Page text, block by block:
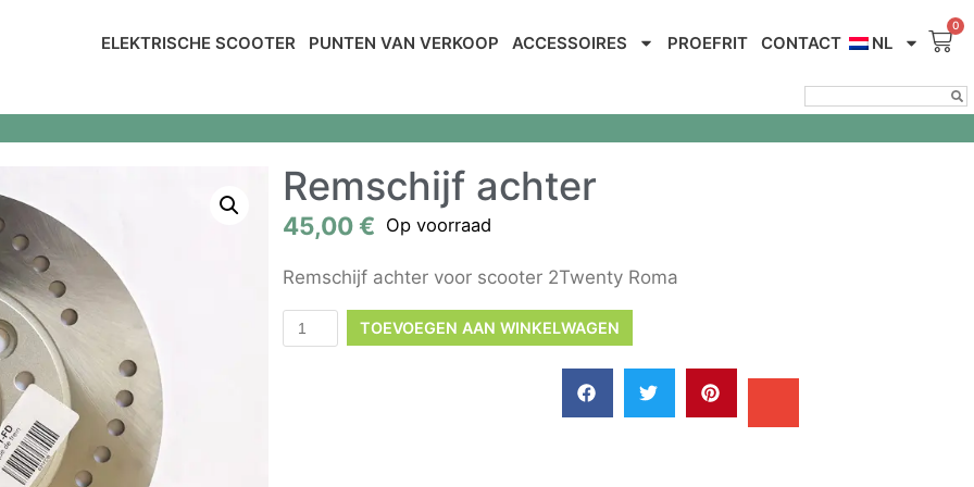
ELEKTRISCHE SCOOTER PUNTEN VAN VERKOOP ACCESSOIRES PROEFRIT CONTACT NL
Remschijf achter
45,00€ Op voorraad
Remschijf achter voor scooter 2Twenty Roma
TOEVOEGEN AAN WINKELWAGEN